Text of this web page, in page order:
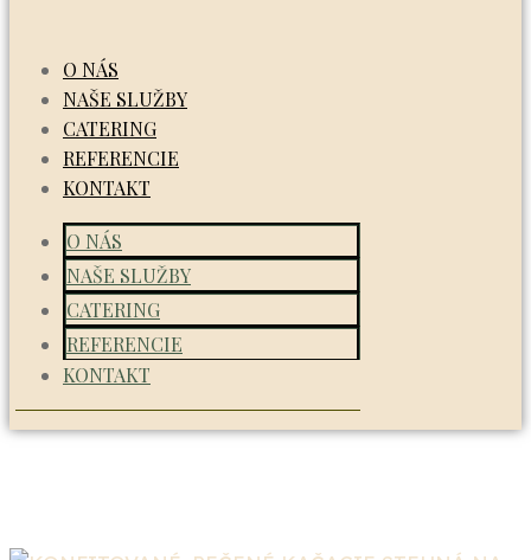
O NÁS
NAŠE SLUŽBY
CATERING
REFERENCIE
KONTAKT
O NÁS
NAŠE SLUŽBY
CATERING
REFERENCIE
KONTAKT